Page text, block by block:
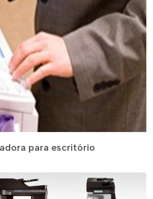
para escritório